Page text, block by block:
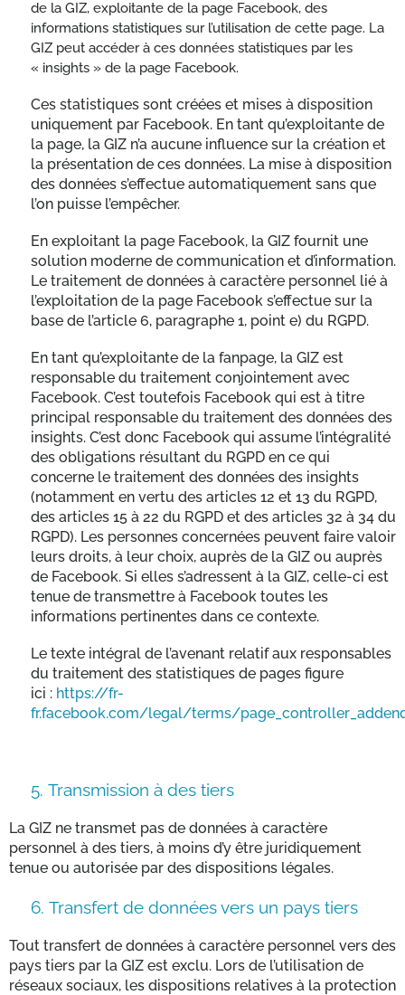
de la GIZ, exploitante de la page Facebook, des
informations statistiques sur l’utilisation de cette page. La
GIZ peut accéder à ces données statistiques par les
« insights » de la page Facebook.
Ces statistiques sont créées et mises à disposition
uniquement par Facebook. En tant qu’exploitante de
la page, la GIZ n’a aucune influence sur la création et
la présentation de ces données. La mise à disposition
des données s’effectue automatiquement sans que
l’on puisse l’empêcher.
En exploitant la page Facebook, la GIZ fournit une
solution moderne de communication et d’information.
Le traitement de données à caractère personnel lié à
l’exploitation de la page Facebook s’effectue sur la
base de l’article 6, paragraphe 1, point e) du RGPD.
En tant qu’exploitante de la fanpage, la GIZ est
responsable du traitement conjointement avec
Facebook. C’est toutefois Facebook qui est à titre
principal responsable du traitement des données des
insights. C’est donc Facebook qui assume l’intégralité
des obligations résultant du RGPD en ce qui
concerne le traitement des données des insights
(notamment en vertu des articles 12 et 13 du RGPD,
des articles 15 à 22 du RGPD et des articles 32 à 34 du
RGPD). Les personnes concernées peuvent faire valoir
leurs droits, à leur choix, auprès de la GIZ ou auprès
de Facebook. Si elles s’adressent à la GIZ, celle-ci est
tenue de transmettre à Facebook toutes les
informations pertinentes dans ce contexte.
Le texte intégral de l’avenant relatif aux responsables
du traitement des statistiques de pages figure
ici : https://fr-
fr.facebook.com/legal/terms/
5. Transmission à des tiers
La GIZ ne transmet pas de données à caractère
personnel à des tiers, à moins d’y être juridiquement
tenue ou autorisée par des dispositions légales.
6. Transfert de données vers un pays tiers
Tout transfert de données à caractère personnel vers des
pays tiers par la GIZ est exclu. Lors de l’utilisation de
réseaux sociaux, les dispositions relatives à la protection